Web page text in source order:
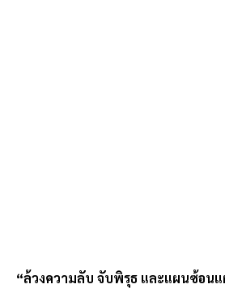
“ล้วงความลับ จับพิรุธ และแผนซ้อนแ